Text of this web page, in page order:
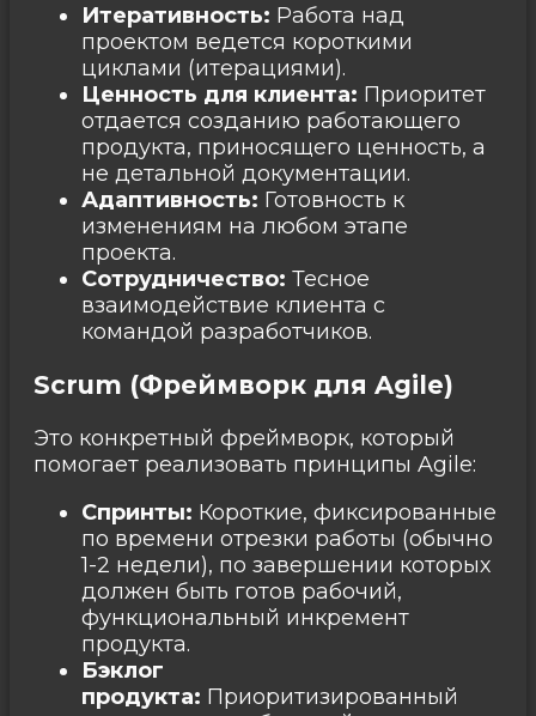
Итеративность: Работа над
проектом ведется короткими
циклами (итерациями).
Ценность для клиента: Приоритет
отдается созданию работающего
продукта, приносящего ценность, а
не детальной документации.
Адаптивность: Готовность к
изменениям на любом этапе
проекта.
Сотрудничество: Тесное
взаимодействие клиента с
командой разработчиков.
Scrum (Фреймворк для Agile)
Это конкретный фреймворк, который
помогает реализовать принципы Agile:
Спринты: Короткие, фиксированные
по времени отрезки работы (обычно
1-2 недели), по завершении которых
должен быть готов рабочий,
функциональный инкремент
продукта.
Бэклог
продукта: Приоритизированный